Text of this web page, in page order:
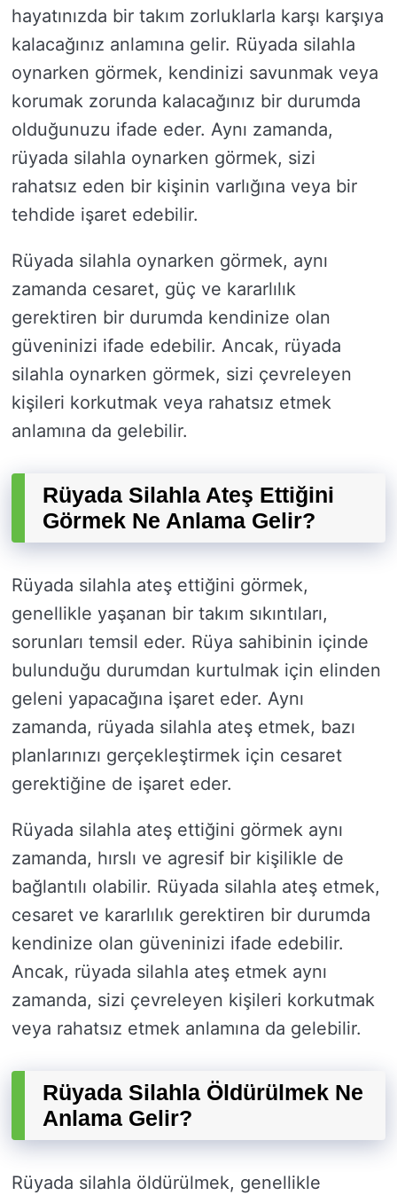
hayatınızda bir takım zorluklarla karşı karşıya
kalacağınız anlamına gelir. Rüyada silahla
oynarken görmek, kendinizi savunmak veya
korumak zorunda kalacağınız bir durumda
olduğunuzu ifade eder. Aynı zamanda,
rüyada silahla oynarken görmek, sizi
rahatsız eden bir kişinin varlığına veya bir
tehdide işaret edebilir.
Rüyada silahla oynarken görmek, aynı
zamanda cesaret, güç ve kararlılık
gerektiren bir durumda kendinize olan
güveninizi ifade edebilir. Ancak, rüyada
silahla oynarken görmek, sizi çevreleyen
kişileri korkutmak veya rahatsız etmek
anlamına da gelebilir.
Rüyada Silahla Ateş Ettiğini
Görmek Ne Anlama Gelir?
Rüyada silahla ateş ettiğini görmek,
genellikle yaşanan bir takım sıkıntıları,
sorunları temsil eder. Rüya sahibinin içinde
bulunduğu durumdan kurtulmak için elinden
geleni yapacağına işaret eder. Aynı
zamanda, rüyada silahla ateş etmek, bazı
planlarınızı gerçekleştirmek için cesaret
gerektiğine de işaret eder.
Rüyada silahla ateş ettiğini görmek aynı
zamanda, hırslı ve agresif bir kişilikle de
bağlantılı olabilir. Rüyada silahla ateş etmek,
cesaret ve kararlılık gerektiren bir durumda
kendinize olan güveninizi ifade edebilir.
Ancak, rüyada silahla ateş etmek aynı
zamanda, sizi çevreleyen kişileri korkutmak
veya rahatsız etmek anlamına da gelebilir.
Rüyada Silahla Öldürülmek Ne
Anlama Gelir?
Rüyada silahla öldürülmek, genellikle